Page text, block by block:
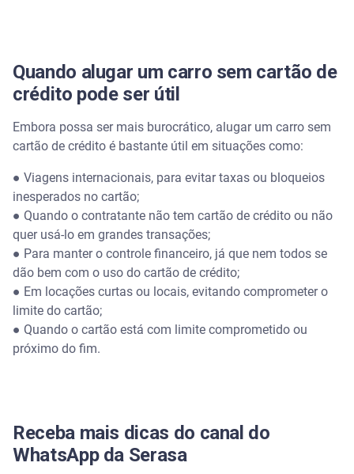
Quando alugar um carro sem cartão de
crédito pode ser útil
Embora possa ser mais burocrático, alugar um carro sem
cartão de crédito é bastante útil em situações como:
● Viagens internacionais, para evitar taxas ou bloqueios
inesperados no cartão;
● Quando o contratante não tem cartão de crédito ou não
quer usá-lo em grandes transações;
● Para manter o controle financeiro, já que nem todos se
dão bem com o uso do cartão de crédito;
● Em locações curtas ou locais, evitando comprometer o
limite do cartão;
● Quando o cartão está com limite comprometido ou
próximo do fim.
Receba mais dicas do canal do
WhatsApp da Serasa